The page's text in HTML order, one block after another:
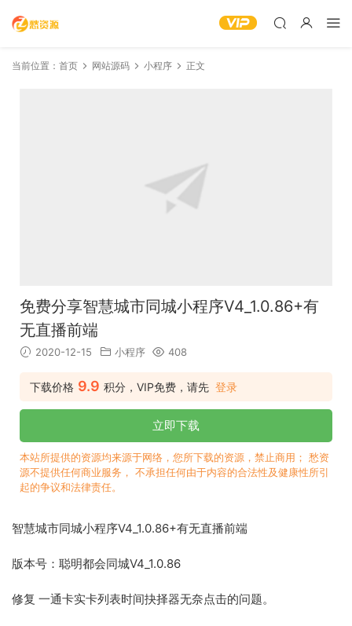
当前位置： 首页 网站源码 小程序 正文
免费分享智慧城市同城小程序V4_1.0.86+有
无直播前端
2020-12-15 小程序 408
下载价格 9.9 积分，VIP免费，请先 登录
立即下载
本站所提供的资源均来源于网络，您所下载的资源，禁止商用； 愁资
源不提供任何商业服务， 不承担任何由于内容的合法性及健康性所引
起的争议和法律责任。
智慧城市同城小程序V4_1.0.86+有无直播前端
版本号：聪明都会同城V4_1.0.86
修复 一通卡实卡列表时间抉择器无奈点击的问题。